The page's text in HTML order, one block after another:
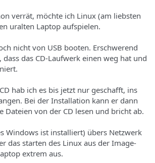
verrät, möchte ich Linux (am liebsten
uralten Laptop aufspielen.
nicht von USB booten. Erschwerend
das CD-Laufwerk einen weg hat und
hab ich es bis jetzt nur geschafft, ins
Bei der Installation kann er dann
Dateien von der CD lesen und bricht ab.
Windows ist installiert) übers Netzwerk
das starten des Linux aus der Image-
extrem aus.